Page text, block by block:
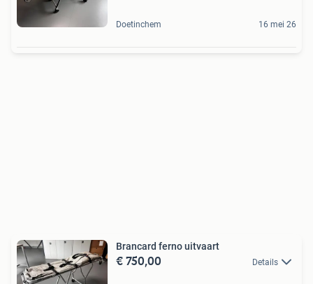
Doetinchem 16 mei 26
Brancard ferno uitvaart
€ 750,00 Details